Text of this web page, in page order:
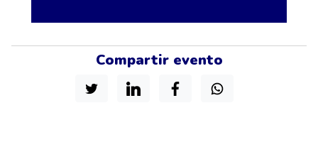
Compartir evento